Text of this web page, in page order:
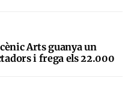
Arts guanya un
i frega els 22.000